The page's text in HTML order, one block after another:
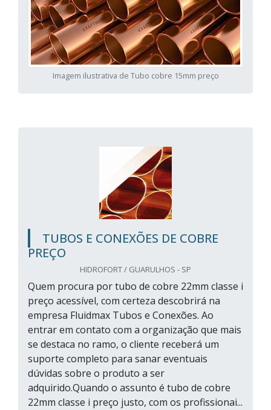
Imagem ilustrativa de Tubo cobre 15mm preço
TUBOS E CONEXÕES DE COBRE
PREÇO
HIDROFORT / GUARULHOS - SP
Quem procura por tubo de cobre 22mm classe i
preço acessível, com certeza descobrirá na
empresa Fluidmax Tubos e Conexões. Ao
entrar em contato com a organização que mais
se destaca no ramo, o cliente receberá um
suporte completo para sanar eventuais
dúvidas sobre o produto a ser
adquirido.Quando o assunto é tubo de cobre
22mm classe i preço justo, com os profissionai...